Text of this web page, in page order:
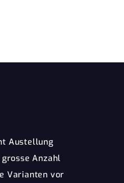
Austellung
Anzahl
Varianten vor